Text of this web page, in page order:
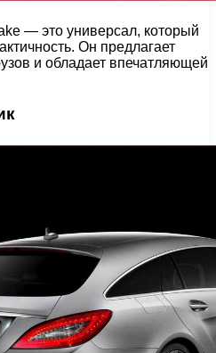
— это универсал, который
Он предлагает
и обладает впечатляющей